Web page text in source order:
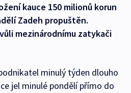
kauce 150 milionů korun
Zadeh propuštěn.
mezinárodnímu zatykači
minulý týden dlouho
jel minulé pondělí přímo do